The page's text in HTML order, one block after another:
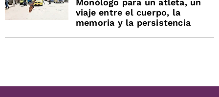
Monólogo para un atleta, un
viaje entre el cuerpo, la
memoria y la persistencia